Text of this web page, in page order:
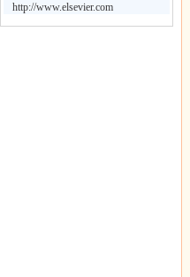
http://www.elsevier.com